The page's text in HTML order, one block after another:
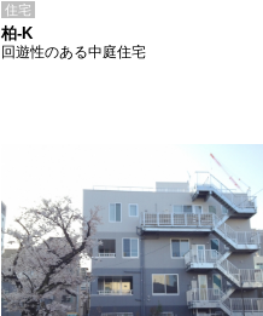
住宅
柏-K
回遊性のある中庭住宅